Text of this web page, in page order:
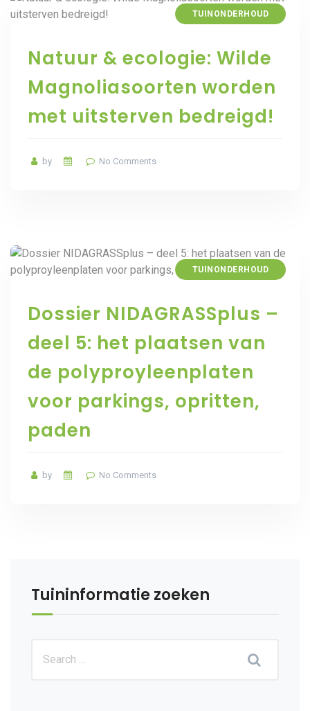
TUINONDERHOUD
Natuur & ecologie: Wilde
Magnoliasoorten worden
met uitsterven bedreigd!
by No Comments
TUINONDERHOUD
Dossier NIDAGRASSplus –
deel 5: het plaatsen van
de polyproyleenplaten
voor parkings, opritten,
paden
by No Comments
Tuininformatie zoeken